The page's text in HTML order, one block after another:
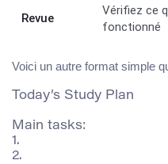
Revue
Vérifiez ce
fonctionné
Voici un autre format simple
Today’s Study Plan
Main tasks:
1.
2.